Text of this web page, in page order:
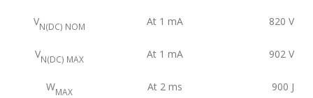
VN(DC) NOM At 1 mA 820 V
VN(DC) MAX At 1 mA 902 V
WMAX At 2 ms 900 J